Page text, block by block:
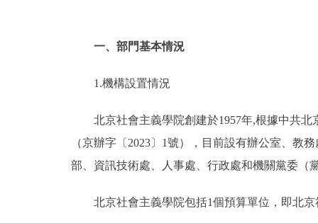
一、部門基本情況
1.機構設置情況
北京社會主義學院創建於1957年,根據中共
（京辦字〔2023〕1號），目前設有辦公室、教
部、資訊技術處、人事處、行政處和機關黨委（
北京社會主義學院包括1個預算單位，即北